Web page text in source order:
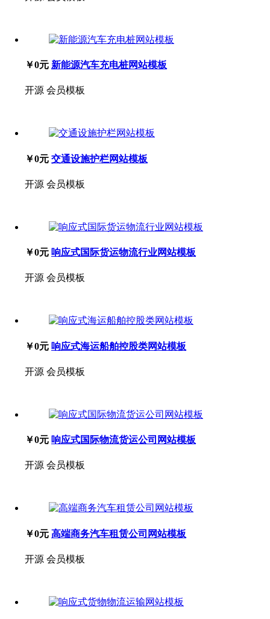
￥0元 新能源汽车充电桩网站模板
开源 会员模板
￥0元 交通设施护栏网站模板
开源 会员模板
￥0元 响应式国际货运物流行业网站模板
开源 会员模板
￥0元 响应式海运船舶控股类网站模板
开源 会员模板
￥0元 响应式国际物流货运公司网站模板
开源 会员模板
￥0元 高端商务汽车租赁公司网站模板
开源 会员模板